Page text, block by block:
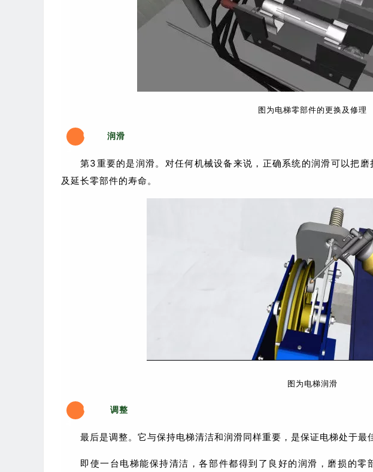
图为电梯零部件的更换及修理
0
3
润滑
第3重要的是润滑。对任何机械设备来说，正确系统的润滑可以把
及延长零部件的寿命。
图为电梯润滑
0
4
调整
最后是调整。它与保持电梯清洁和润滑同样重要，是保证电梯处于最
即使一台电梯能保持清洁，各部件都得到了良好的润滑，磨损的